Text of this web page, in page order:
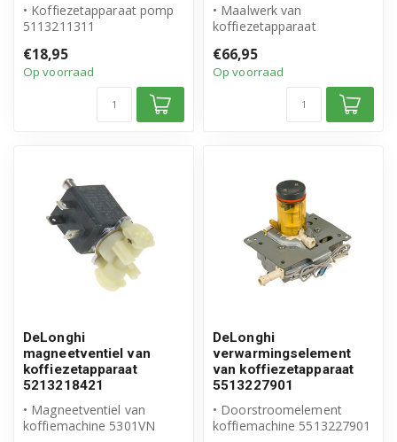
• Koffiezetapparaat pomp
5113211311
DeLonghi, Phil...
€18,95
Op voorraad
• Maalwerk van
koffiezetapparaat
product
• Artikelnummer:...
€66,95
Op voorraad
DeLonghi
magneetventiel van
koffiezetapparaat
5213218421
• Magneetventiel van
koffiemachine 5301VN
DeLonghi
verwarmingselement
van koffiezetapparaat
5513227901
• Doorstroomelement
koffiemachine 5513227901